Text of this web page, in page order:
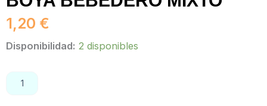
1,20 €
Disponibilidad: 2 disponibles
BOYA
cantidad